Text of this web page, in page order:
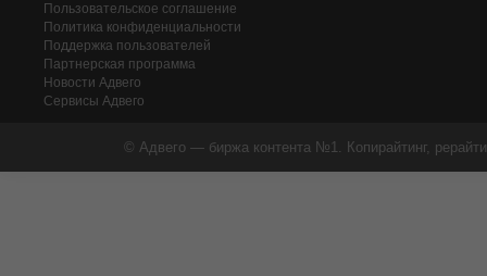
Пользовательское соглашение
Политика конфиденциальности
Поддержка пользователей
Партнерская программа
Новости Адвего
Сервисы Адвего
© Адвего — биржа контента №1. Копирайтинг,